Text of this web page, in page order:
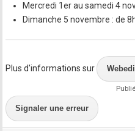
Mercredi 1er au samedi 4
Dimanche 5 novembre : de
Plus d'informations sur
Signaler une erreur